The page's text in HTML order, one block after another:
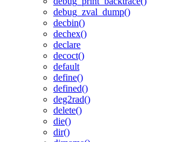
debug_zval_dump()
decbin()
dechex()
declare
decoct()
default
define()
defined()
deg2rad()
delete()
die()
dir()